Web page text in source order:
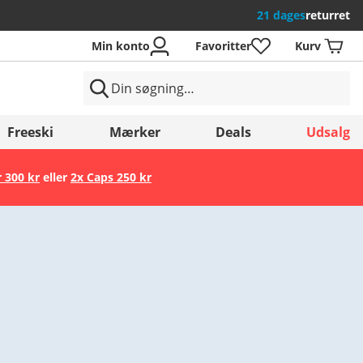
21 dagesreturret
Gem
Min konto Favoritter Kurv
Freeski Mærker Deals Udsalg
300 kreller 2x Caps 250 kr